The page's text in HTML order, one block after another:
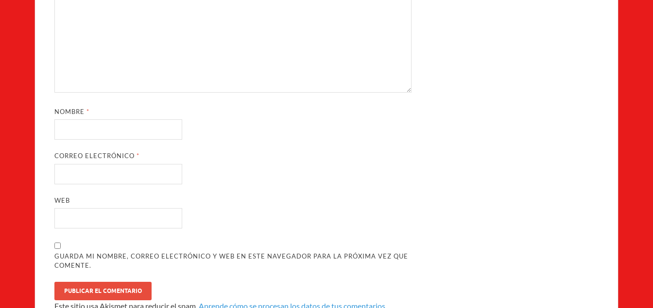
NOMBRE *
CORREO ELECTRÓNICO *
WEB
GUARDA MI NOMBRE, CORREO ELECTRÓNICO Y WEB EN ESTE NAVEGADOR PARA LA PRÓXIMA VEZ QUE
COMENTE.
Este sitio usa Akismet para reducir el spam. Aprende cómo se procesan los datos de tus comentarios.